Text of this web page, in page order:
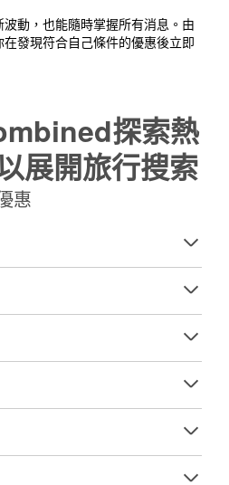
動，也能隨時掌握所有消息。由
發現符合自己條件的優惠後立即
探索熱
展開旅行搜索
惠